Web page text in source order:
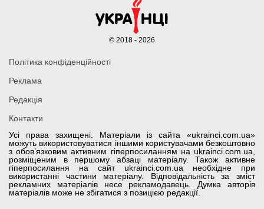
Усі права захищені. Матеріали із сайта «ukrainci.com.ua»
можуть використовуватися іншими користувачами безкоштовно
з обов’язковим активним гіперпосиланням на ukrainci.com.ua,
розміщеним в першому абзаці матеріалу. Також активне
гіперпосилання на сайт ukrainci.com.ua необхідне при
використанні частини матеріалу. Відповідальність за зміст
рекламних матеріалів несе рекламодавець. Думка авторів
матеріалів може не збігатися з позицією редакції.
Політика конфіденційності
Реклама
Редакція
Контакти
© 2018 - 2026